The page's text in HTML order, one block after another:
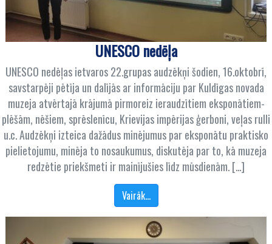
UNESCO nedēļa
UNESCO nedēļas ietvaros 22.grupas audzēkņi šodien, 16.oktobrī,
savstarpēji pētīja un dalījās ar informāciju par Kuldīgas novada
muzeja atvērtajā krājumā pirmoreiz ieraudzītiem eksponātiem-
plēšām, nēšiem, sprēslenīcu, Krievijas impērijas ģerboni, veļas rulli
u.c. Audzēkņi izteica dažādus minējumus par eksponātu praktisko
pielietojumu, minēja to nosaukumus, diskutēja par to, kā muzeja
redzētie priekšmeti ir mainījušies līdz mūsdienām. […]
Vairāk…